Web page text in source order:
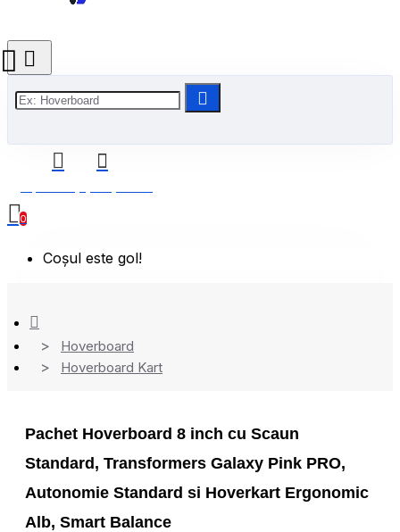
0
Coșul este gol!
Hoverboard
Hoverboard Kart
Pachet Hoverboard 8 inch cu Scaun
Standard, Transformers Galaxy Pink PRO,
Autonomie Standard si Hoverkart Ergonomic
Alb, Smart Balance